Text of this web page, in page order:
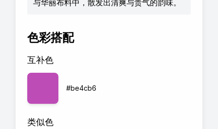
与华丽布料中，散发出清爽与贵气的韵味。
色彩搭配
互补色
#be4cb6
类似色